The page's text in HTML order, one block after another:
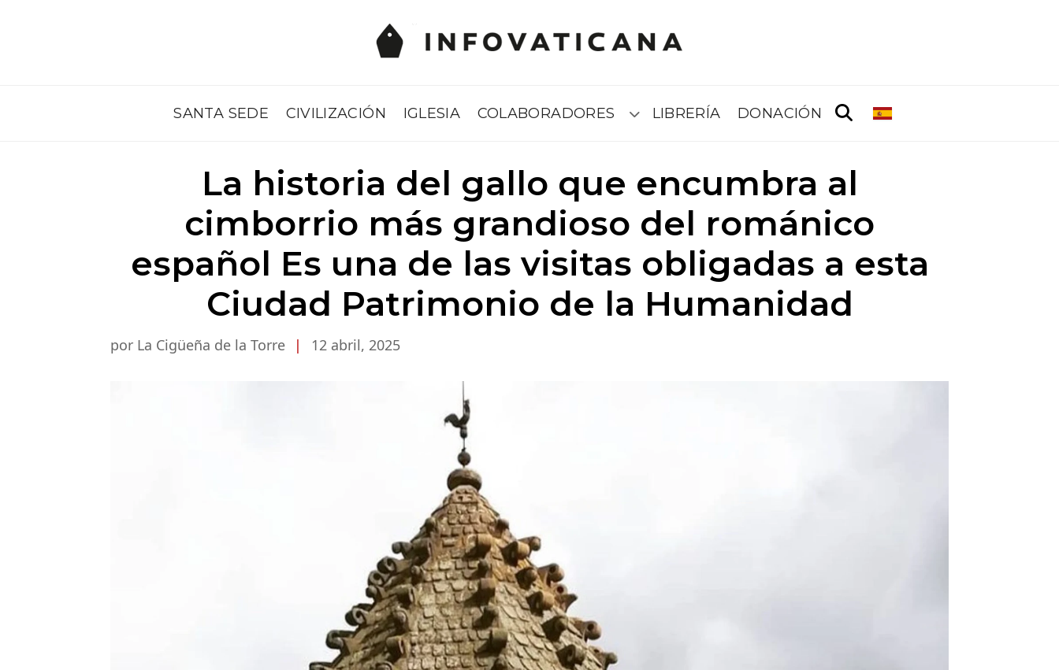
SANTA SEDE CIVILIZACIÓN IGLESIA COLABORADORES Submenú
LIBRERÍA DONACIÓN
La historia del gallo que encumbra al
cimborrio más grandioso del románico
español Es una de las visitas obligadas a esta
Ciudad Patrimonio de la Humanidad
por La Cigüeña de la Torre | 12 abril, 2025